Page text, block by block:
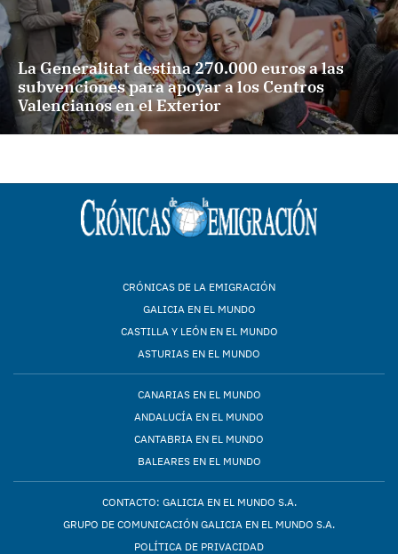
La Generalitat destina 270.000 euros a las
subvenciones para apoyar a los Centros
Valencianos en el Exterior
CRÓNICAS DE LA EMIGRACIÓN
GALICIA EN EL MUNDO
CASTILLA Y LEÓN EN EL MUNDO
ASTURIAS EN EL MUNDO
CANARIAS EN EL MUNDO
ANDALUCÍA EN EL MUNDO
CANTABRIA EN EL MUNDO
BALEARES EN EL MUNDO
CONTACTO: GALICIA EN EL MUNDO S.A.
GRUPO DE COMUNICACIÓN GALICIA EN EL MUNDO S.A.
POLÍTICA DE PRIVACIDAD